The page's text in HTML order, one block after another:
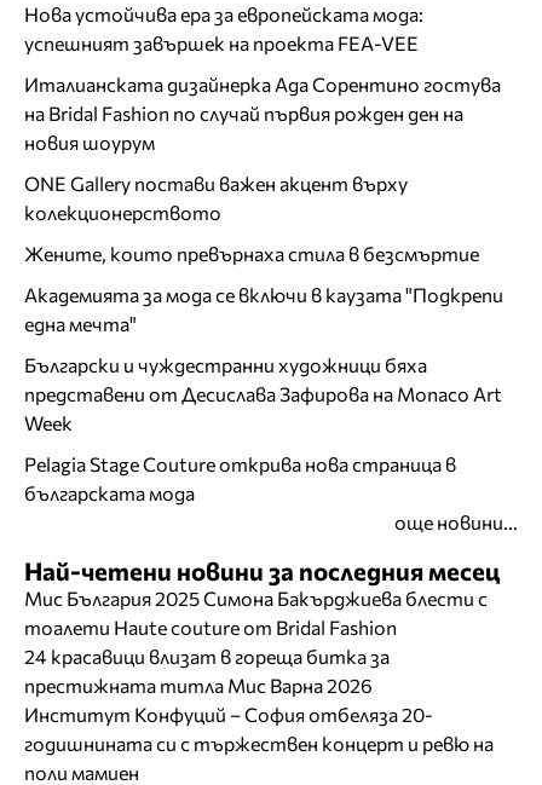
Нова устойчива ера за европейската мода:
успешният завършек на проекта FEA-VEE
Италианската дизайнерка Ада Сорентино гостува
на Bridal Fashion по случай първия рожден ден на
новия шоурум
ONE Gallery постави важен акцент върху
колекционерството
Жените, които превърнаха стила в безсмъртие
Академията за мода се включи в каузата "Подкрепи
една мечта"
Български и чуждестранни художници бяха
представени от Десислава Зафирова на Monaco Art
Week
Pelagia Stage Couture открива нова страница в
българската мода
още новини...
Най-четени новини за последния месец
Мис България 2025 Симона Бакърджиева блести с
тоалети Haute couture от Bridal Fashion
24 красавици влизат в гореща битка за
престижната титла Мис Варна 2026
Институт Конфуций – София отбеляза 20-
годишнината си с тържествен концерт и ревю на
поли мамиен